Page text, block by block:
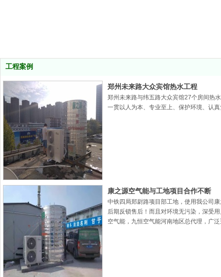
工程案例
郑州未来路大众宾馆热水工程
郑州未来路与纬五路大众宾馆27个房间热
一贯以人为本、专业至上、保护环境、认
康之源空气能与工地项目合作不断
中铁四局郑尉路项目部工地，使用我公司
后期反锁售后！而且对环境无污染，深受
空气能，九恒空气能河南地区总代理，广